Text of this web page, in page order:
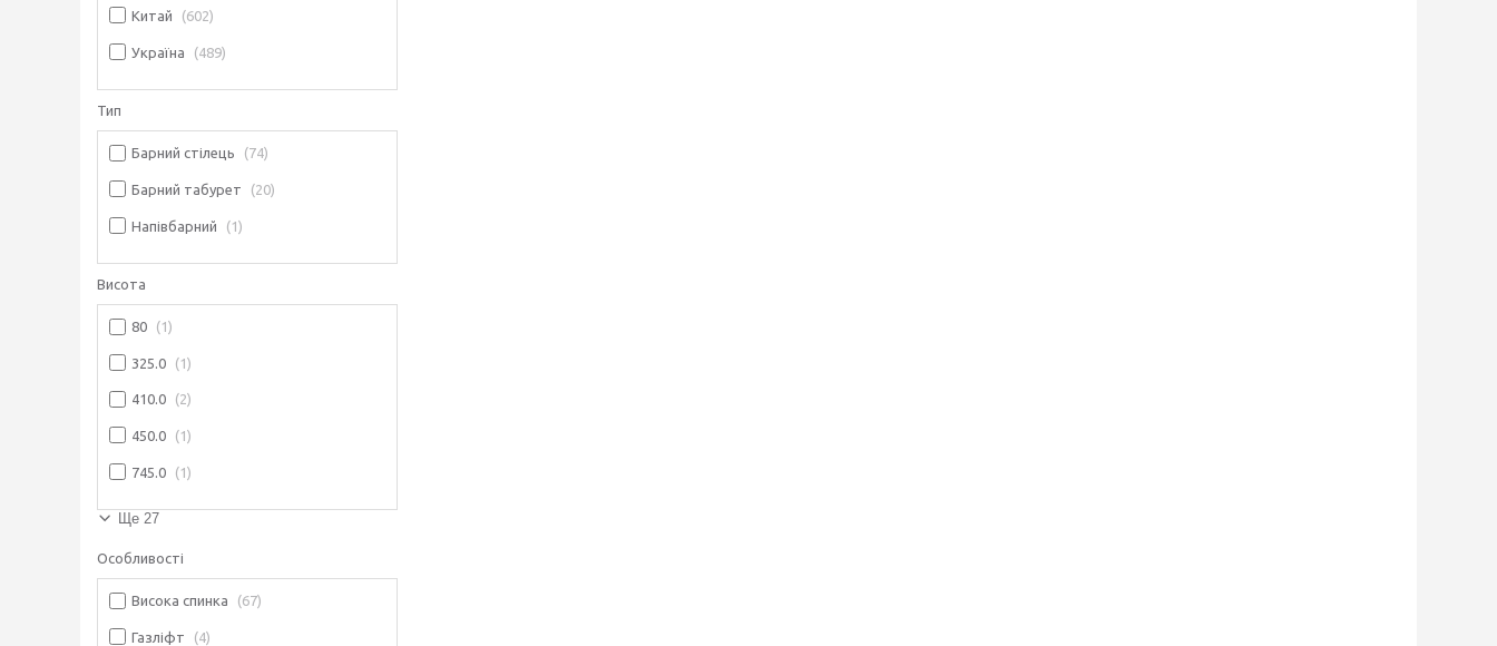
Китай 602
Україна 489
Тип
Барний стілець 74
Барний табурет 20
Напівбарний 1
Висота
80 1
325.0 1
410.0 2
450.0 1
745.0 1
Ще 27
Особливості
Висока спинка 67
Газліфт 4